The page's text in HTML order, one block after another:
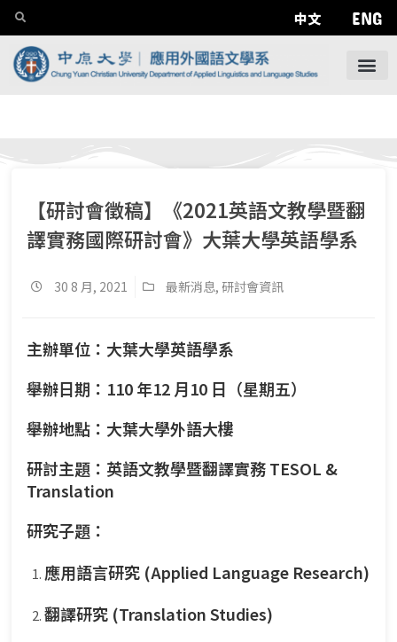
中文 ENG
【研討會徵稿】《2021英語文教學暨翻
譯實務國際研討會》大葉大學英語學系
30 8 月, 2021 最新消息, 研討會資訊
主辦單位：大葉大學英語學系
舉辦日期：110 年12 月10 日（星期五）
舉辦地點：大葉大學外語大樓
研討主題：英語文教學暨翻譯實務 TESOL &
Translation
研究子題：
應用語言研究 (Applied Language Research)
翻譯研究 (Translation Studies)